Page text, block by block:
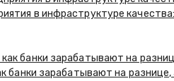
в инфраструктуре
банки зарабатывают на